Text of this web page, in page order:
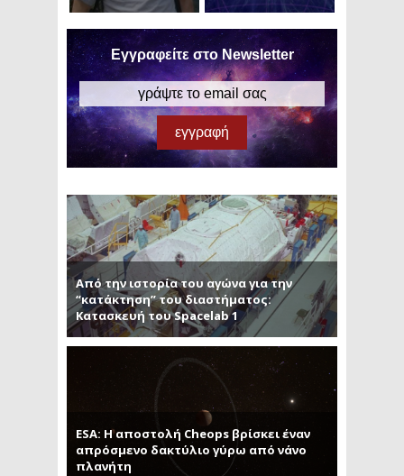
Εγγραφείτε στο Newsletter
Από την ιστορία του αγώνα για την
“κατάκτηση” του διαστήματος:
Κατασκευή του Spacelab 1
ESA: Η αποστολή Cheops βρίσκει έναν
απρόσμενο δακτύλιο γύρω από νάνο
πλανήτη